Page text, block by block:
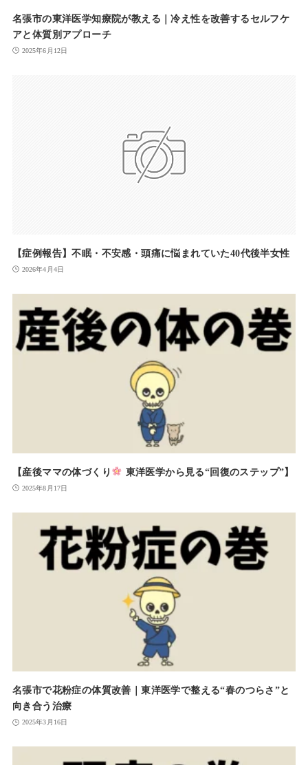
名張市の東洋医学知療院が教える｜冷え性を改善するセルフケ
アと体質別アプローチ
2025年6月12日
【症例報告】不眠・不安感・頭痛に悩まれていた40代後半女性
2026年4月4日
【産後ママの体づくり 東洋医学から見る“回復のステップ”】
2025年8月17日
名張市で花粉症の体質改善｜東洋医学で整える“春のつらさ”と
向き合う治療
2025年3月16日